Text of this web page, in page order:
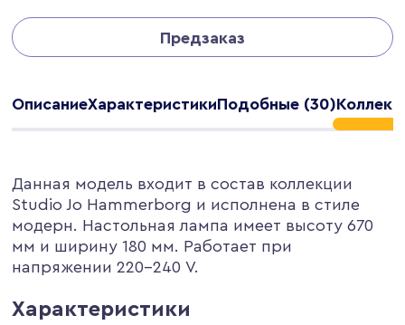
Предзаказ
ОписаниеХарактеристикиПодобные (30)
Данная модель входит в состав коллекции
Studio Jo Hammerborg и исполнена в стиле
модерн. Настольная лампа имеет высоту 670
мм и ширину 180 мм. Работает при
напряжении 220-240 V.
Характеристики